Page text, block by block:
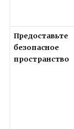
Предоставьте
безопасное
пространство